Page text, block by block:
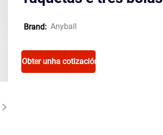
Brand: Anyball
Obter unha cotización